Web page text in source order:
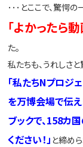
･･･とここで、驚愕の一
「よかったら
た。
私たちも、うれしさ
「私たちNプロジ
を万博会場で伝
ブックで、158カ
ください！」 と締め